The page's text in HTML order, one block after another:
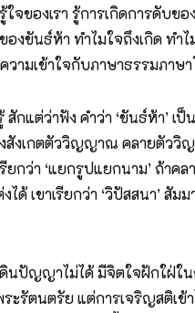
จของเรา รู้การเกิดการดับข
องขันธ์ห้า ทำไมใจถึงเกิด ทำ
ามเข้าใจกับภาษาธรรมภาษา
กแต่ว่าฟัง คำว่า ‘ขันธ์ห้า’ เ
งสังเกตตัววิญญาณ คลายตัว
กว่า ‘แยกรูปแยกนาม’ ถ้าคล
เขาเรียกว่า ‘วิปัสสนา’ สัมม
นปัญญาไม่ได้ มีจิตใจฝักใฝ่ใ
ะรัตนตรัย แต่การเจริญสติเข้